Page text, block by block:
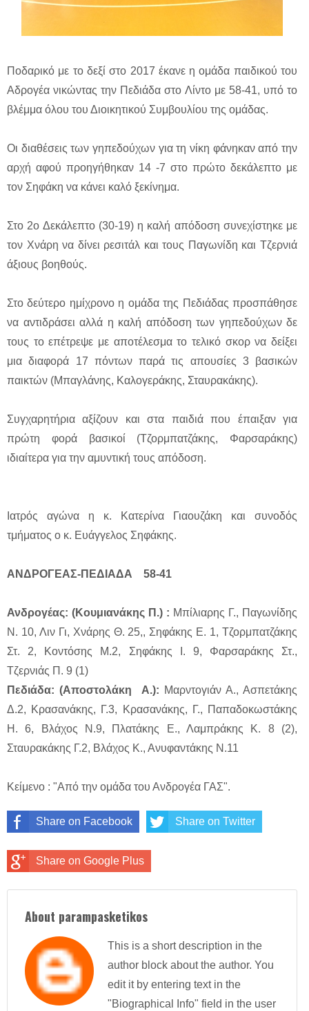
Ποδαρικό με το δεξί στο 2017 έκανε η ομάδα παιδικού του
Αδρογέα νικώντας την Πεδιάδα στο Λίντο με 58-41, υπό το
βλέμμα όλου του Διοικητικού Συμβουλίου της ομάδας.
Οι διαθέσεις των γηπεδούχων για τη νίκη φάνηκαν από την
αρχή αφού προηγήθηκαν 14 -7 στο πρώτο δεκάλεπτο με
τον Σηφάκη να κάνει καλό ξεκίνημα.
Στο 2ο Δεκάλεπτο (30-19) η καλή απόδοση συνεχίστηκε με
τον Χνάρη να δίνει ρεσιτάλ και τους Παγωνίδη και Τζερνιά
άξιους βοηθούς.
Στο δεύτερο ημίχρονο η ομάδα της Πεδιάδας προσπάθησε
να αντιδράσει αλλά η καλή απόδοση των γηπεδούχων δε
τους το επέτρεψε με αποτέλεσμα το τελικό σκορ να δείξει
μια διαφορά 17 πόντων παρά τις απουσίες 3 βασικών
παικτών (Μπαγλάνης, Καλογεράκης, Σταυρακάκης).
Συγχαρητήρια αξίζουν και στα παιδιά που έπαιξαν για
πρώτη φορά βασικοί (Τζορμπατζάκης, Φαρσαράκης)
ιδιαίτερα για την αμυντική τους απόδοση.
Ιατρός αγώνα η κ. Κατερίνα Γιαουζάκη και συνοδός
τμήματος ο κ. Ευάγγελος Σηφάκης.
ΑΝΔΡΟΓΕΑΣ-ΠΕΔΙΑΔΑ 58-41
Ανδρογέας: (Κουμιανάκης Π.) : Μπίλιαρης Γ., Παγωνίδης
Ν. 10, Λιν Γι, Χνάρης Θ. 25,, Σηφάκης Ε. 1, Τζορμπατζάκης
Στ. 2, Κοντόσης Μ.2, Σηφάκης Ι. 9, Φαρσαράκης Στ.,
Τζερνιάς Π. 9 (1)
Πεδιάδα: (Αποστολάκη Α.): Μαρντογιάν Α., Ασπετάκης
Δ.2, Κρασανάκης, Γ.3, Κρασανάκης, Γ., Παπαδοκωστάκης
Η. 6, Βλάχος Ν.9, Πλατάκης Ε., Λαμπράκης Κ. 8 (2),
Σταυρακάκης Γ.2, Βλάχος Κ., Ανυφαντάκης Ν.11
Κείμενο : "Από την ομάδα του Ανδρογέα ΓΑΣ".
Share on Facebook Share on Twitter
Share on Google Plus
About parampasketikos
This is a short description in the
author block about the author. You
edit it by entering text in the
"Biographical Info" field in the user